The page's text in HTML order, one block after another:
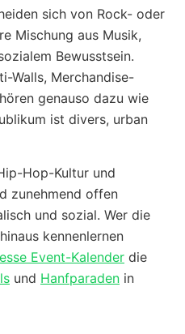
sich von Rock- oder
Mischung aus Musik,
Bewusstsein.
Walls, Merchandise-
genauso dazu wie
ist divers, urban
Hop-Kultur und
zunehmend offen
und sozial. Wer die
kennenlernen
Event-Kalender die
und Hanfparaden in